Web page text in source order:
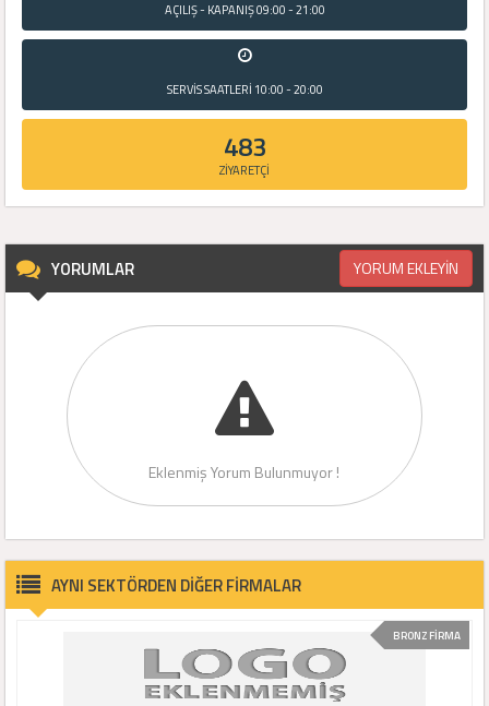
AÇILIŞ - KAPANIŞ09:00 - 21:00
SERVİS SAATLERİ 10:00 - 20:00
483
ZİYARETÇİ
YORUMLAR YORUM EKLEYİN
Eklenmiş Yorum Bulunmuyor !
AYNI SEKTÖRDEN DİĞER FİRMALAR
BRONZ FİRMA